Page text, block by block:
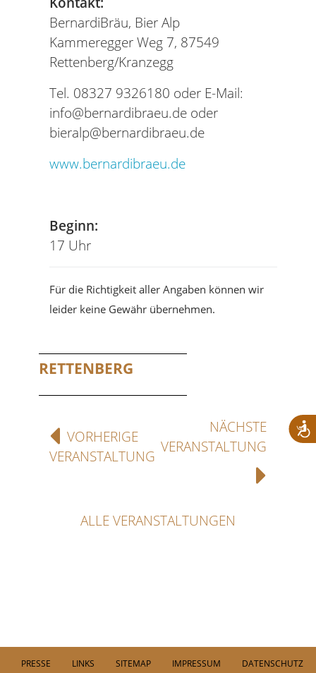
BernardiBräu, Bier Alp
Kammeregger Weg 7, 87549
Rettenberg/Kranzegg
Tel. 08327 9326180 oder E-Mail:
info@bernardibraeu.de oder
bieralp@bernardibraeu.de
www.bernardibraeu.de
Beginn:
17 Uhr
Für die Richtigkeit aller Angaben können wir
leider keine Gewähr übernehmen.
RETTENBERG
VORHERIGE
VERANSTALTUNG
NÄCHSTE
VERANSTALTUNG
ALLE VERANSTALTUNGEN
PRESSE LINKS SITEMAP IMPRESSUM DATENSCHUTZ